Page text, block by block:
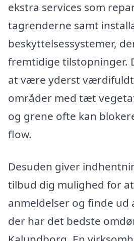
ekstra services som
tagrenderne samt
beskyttelsessystemer,
fremtidige tilstopninger.
at være yderst
områder med tæt
og grene ofte kan
flow.
Desuden giver
tilbud dig mulighed for
anmeldelser og finde ud
der har det bedste